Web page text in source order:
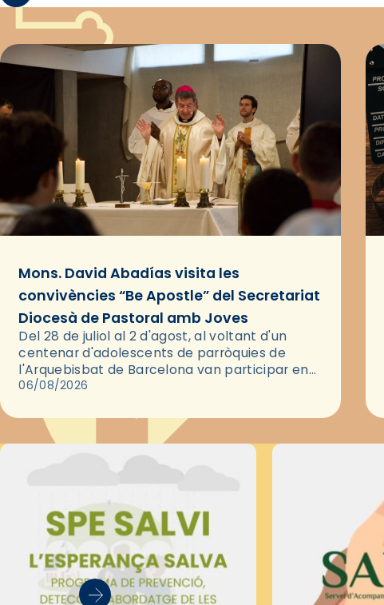
Mons. David Abadías visita les
convivències “Be Apostle” del Secretariat
Diocesà de Pastoral amb Joves
Del 28 de juliol al 2 d'agost, al voltant d'un
centenar d'adolescents de parròquies de
l'Arquebisbat de Barcelona van participar en
les convivències Be Apostle, organitzades pel
06/08/2026